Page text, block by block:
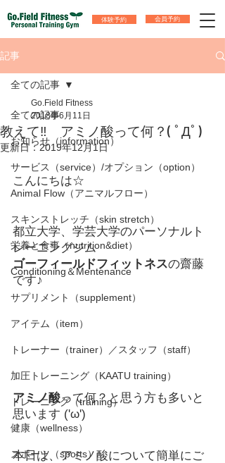
体験予約 会員予約
記事
全ての記事
お知らせ（information）
サービス（service）/オプション（option）
Animal Flow（アニマルフロー）
スキンストレッチ（skin stretch）
栄養と食事（nutrition&diet）
Conditioning＆Mentenance
サプリメント（supplement）
アイテム（item）
トレーナー（trainer）／スタッフ（staff）
加圧トレーニング（KAATU training）
トレーニング（training）
健康（wellness）
スポーツ（sports）
全ての記事
教えて‼ アミノ酸って何？( ﾟДﾟ)
Go.Field Fitness
2018年6月11日
更新日：2019年12月1日
こんにちは☆
都立大学、学芸大学のパーソナルト
レーニングジム
ゴーフィールドフィットネスの齋藤
です♪
アミノ酸って何？と思う方も多いと
思います ('ω')
本日は、アミノ酸について簡単にご